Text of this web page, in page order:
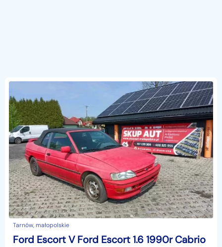
Tarnów, małopolskie
Ford Escort V Ford Escort 1.6 1990r Cabrio